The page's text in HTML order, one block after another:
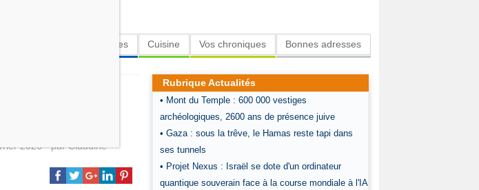
Insolites Cuisine Vos chroniques Bonnes adresses
2026-parClaudine
Rubrique Actualités
• Mont du Temple : 600 000 vestiges
archéologiques, 2600 ans de présence juive
• Gaza : sous la trêve, le Hamas reste tapi dans
ses tunnels
• Projet Nexus : Israël se dote d'un ordinateur
quantique souverain face à la course mondiale à l'IA